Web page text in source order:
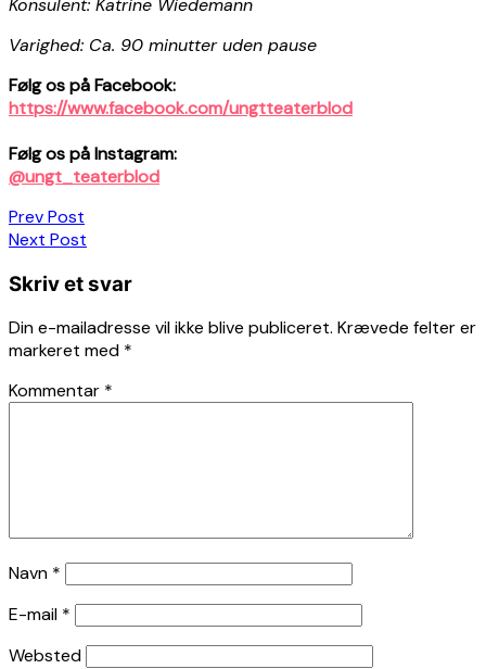
Konsulent: Katrine Wiedemann
Varighed: Ca. 90 minutter uden pause
Følg os på Facebook:
https://www.facebook.com/ungtteaterblod
Følg os på Instagram:
@ungt_teaterblod
Indlægsnavigation
Prev Post
Next Post
Skriv et svar
Din e-mailadresse vil ikke blive publiceret. Krævede felter er
markeret med *
Kommentar *
Navn *
E-mail *
Websted